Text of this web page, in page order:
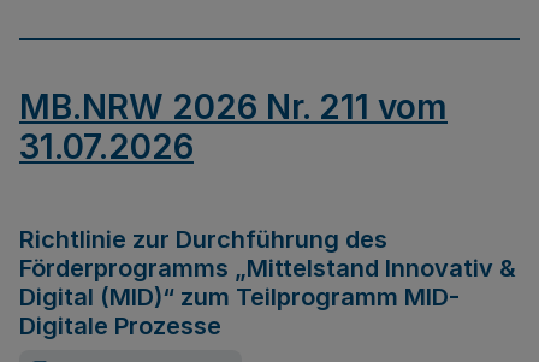
MB.NRW 2026 Nr. 211 vom
31.07.2026
Richtlinie zur Durchführung des
Förderprogramms „Mittelstand Innovativ &
Digital (MID)“ zum Teilprogramm MID-
Digitale Prozesse